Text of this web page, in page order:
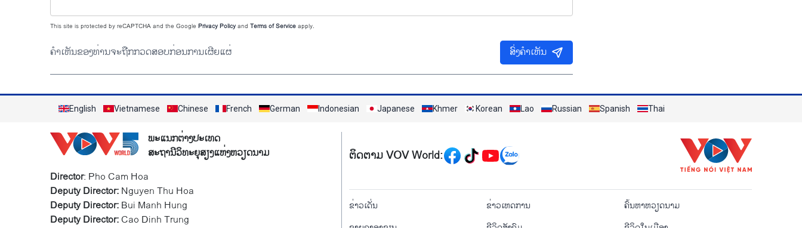
This site is protected by reCAPTCHA and the Google Privacy Policyand Terms of Serviceapply.
ຄຳເຫັນຂອງທ່ານຈະຖືກກວດສອບກ່ອນການເຜີຍແຜ່ ສົ່ງຄຳເຫັນ
English Vietnamese Chinese French German Indonesian Japanese Khmer Korean Lao Russian Spanish Thai
ພະແນກຕ່າງປະເທດ
ສະຖານີວິທະຍຸສຽງແຫ່ງຫວຽດນາມ
Director: Pho Cam Hoa
Deputy Director:Nguyen Thu Hoa
Deputy Director:Bui Manh Hung
Deputy Director:Cao Dinh Trung
Mạng xã hội
ຕິດຕາມ VOV World:
menu footer tiếng Lào
ຂ່າວເດັ່ນ ຂ່າວເຫດການ
ຄົ້ນຫາຫວຽດນາມ